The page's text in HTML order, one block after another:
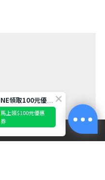
立即購買
訂閱LINE領取100元優惠券!
馬上領$100元優惠
券